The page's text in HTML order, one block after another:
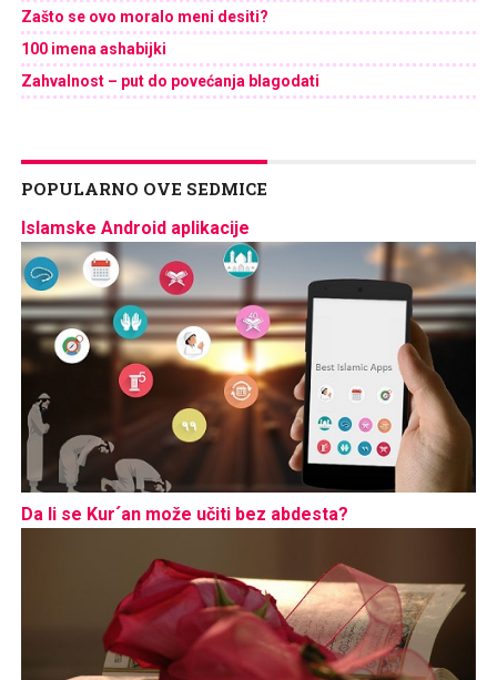
Zašto se ovo moralo meni desiti?
100 imena ashabijki
Zahvalnost – put do povećanja blagodati
POPULARNO OVE SEDMICE
Islamske Android aplikacije
Da li se Kur´an može učiti bez abdesta?